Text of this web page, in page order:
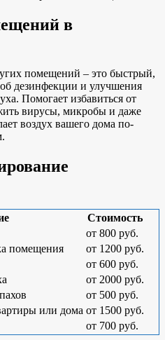
в
помещений – это быстрый,
дезинфекции и улучшения
Помогает избавиться от
вирусы, микробы и даже
воздух вашего дома по-
Стоимость
от 800 руб.
помещения
от 1200 руб.
от 600 руб.
от 2000 руб.
от 500 руб.
или дома от 1500 руб.
от 700 руб.